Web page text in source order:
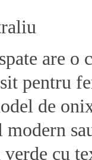
are o
pentru
de
cu